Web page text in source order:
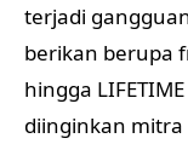
terjadi
berikan berupa
hingga
diinginkan mitra